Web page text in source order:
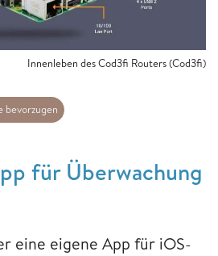
Innenleben des Cod3fi Routers (Cod3fi)
bevorzugen
für Überwachung
eine eigene App für iOS-